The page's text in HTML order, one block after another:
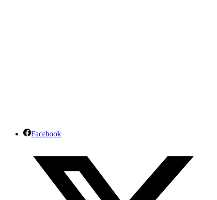
Facebook